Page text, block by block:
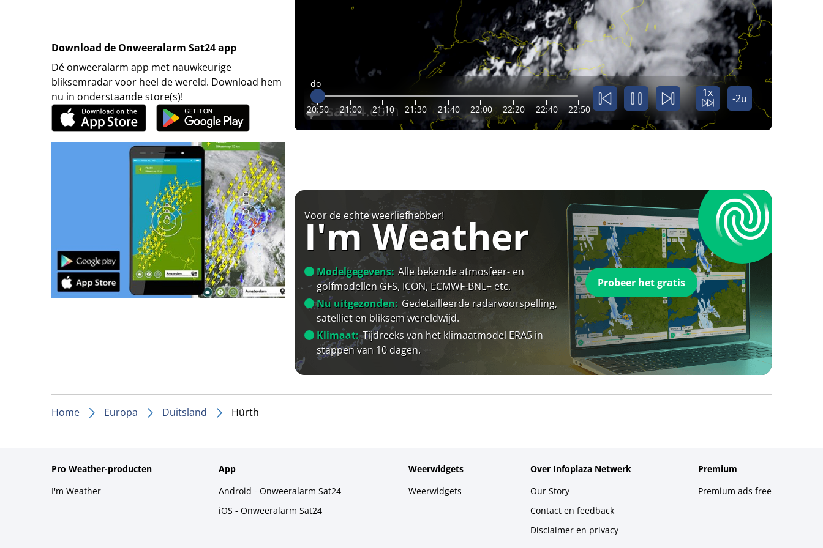
Download de Onweeralarm Sat24 app
Dé onweeralarm app met nauwkeurige
bliksemradar voor heel de wereld. Download hem
nu in onderstaande store(s)!
do
20:50 21:00 21:10 21:30 21:40 22:00 22:20 22:40 22:50
1x -2u
Voor de echte weerliefhebber!
I'm Weather
Modelgegevens: Alle bekende atmosfeer- en
golfmodellen GFS, ICON, ECMWF-BNL+ etc.
Nu uitgezonden: Gedetailleerde radarvoorspelling,
satelliet en bliksem wereldwijd.
Klimaat: Tijdreeks van het klimaatmodel ERA5 in
stappen van 10 dagen.
Probeer het gratis
Home Europa Duitsland Hürth
Pro Weather-producten
I'm Weather
App
Android - Onweeralarm Sat24
iOS - Onweeralarm Sat24
Weerwidgets
Weerwidgets
Over Infoplaza Netwerk
Our Story
Contact en feedback
Disclaimer en privacy
Premium
Premium ads free